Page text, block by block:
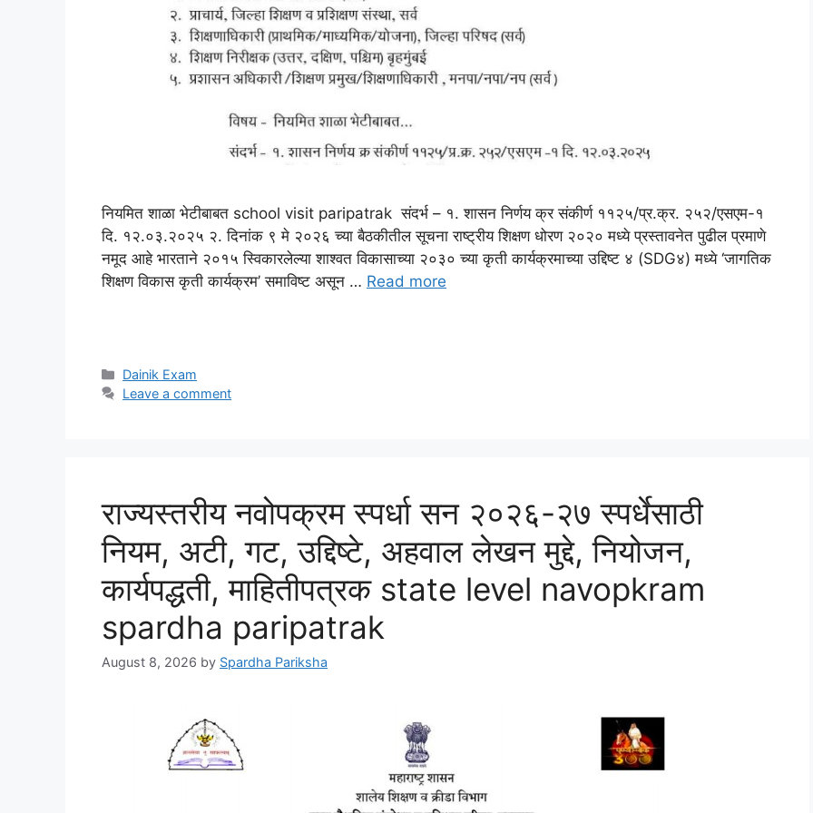
नियमित शाळा भेटीबाबत school visit paripatrak संदर्भ – १. शासन निर्णय क्र संकीर्ण ११२५/प्र.क्र. २५२/एसएम-१
दि. १२.०३.२०२५ २. दिनांक ९ मे २०२६ च्या बैठकीतील सूचना राष्ट्रीय शिक्षण धोरण २०२० मध्ये प्रस्तावनेत पुढील प्रमाणे
नमूद आहे भारताने २०१५ स्विकारलेल्या शाश्वत विकासाच्या २०३० च्या कृती कार्यक्रमाच्या उद्दिष्ट ४ (SDG४) मध्ये ‘जागतिक
शिक्षण विकास कृती कार्यक्रम’ समाविष्ट असून … Read more
Categories
Dainik Exam
Leave a comment
राज्यस्तरीय नवोपक्रम स्पर्धा सन २०२६-२७ स्पर्धेसाठी
नियम, अटी, गट, उद्दिष्टे, अहवाल लेखन मुद्दे, नियोजन,
कार्यपद्धती, माहितीपत्रक state level navopkram
spardha paripatrak
August 8, 2026 by Spardha Pariksha